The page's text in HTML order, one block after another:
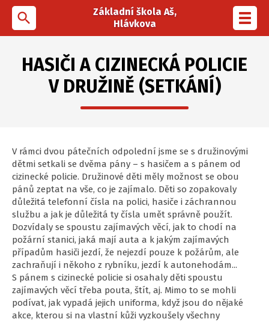
search
Základní škola Aš,
Hlávkova
HASIČI A CIZINECKÁ POLICIE
V DRUŽINĚ (SETKÁNÍ)
V rámci dvou pátečních odpolední jsme se s družinovými
dětmi setkali se dvěma pány – s hasičem a s pánem od
cizinecké policie. Družinové děti měly možnost se obou
pánů zeptat na vše, co je zajímalo. Děti so zopakovaly
důležitá telefonní čísla na polici, hasiče i záchrannou
službu a jak je důležitá ty čísla umět správně použít.
Dozvídaly se spoustu zajímavých věcí, jak to chodí na
požární stanici, jaká mají auta a k jakým zajímavých
případům hasiči jezdí, že nejezdí pouze k požárům, ale
zachraňují i někoho z rybníku, jezdí k autonehodám...
S pánem s cizinecké policie si osahaly děti spoustu
zajímavých věcí třeba pouta, štít, aj. Mimo to se mohli
podívat, jak vypadá jejich uniforma, když jsou do nějaké
akce, kterou si na vlastní kůži vyzkoušely všechny